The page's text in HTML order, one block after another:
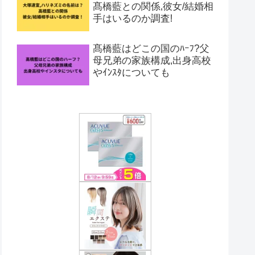
髙橋藍との関係,彼女/結婚相
手はいるのか調査!
髙橋藍はどこの国のﾊｰﾌ?父
母兄弟の家族構成,出身高校
やｲﾝｽﾀについても